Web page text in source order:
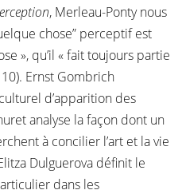
, Merleau-Ponty nous
chose” perceptif est
», qu’il « fait toujours partie
10). Ernst Gombrich
d’apparition des
analyse la façon dont un
à concilier l’art et la vie
Dulguerova définit le
dans les